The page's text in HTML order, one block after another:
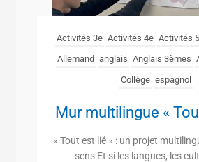
Activités 3e Activités 4e Activités
Allemand anglais Anglais 3èmes
Collège espagnol
Mur multilingue «
« Tout est lié » : un projet
sens Et si les langues, les